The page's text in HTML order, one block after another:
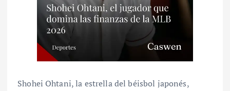
Shohei Ohtani, la estrella del béisbol japonés,